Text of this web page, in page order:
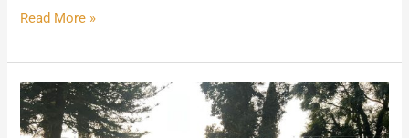
Read More »
Acompañando
el